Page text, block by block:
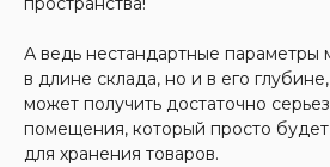
А ведь нестандартные параметры
в длине склада, но и в его
может получить достаточно
помещения, который просто
для хранения товаров.